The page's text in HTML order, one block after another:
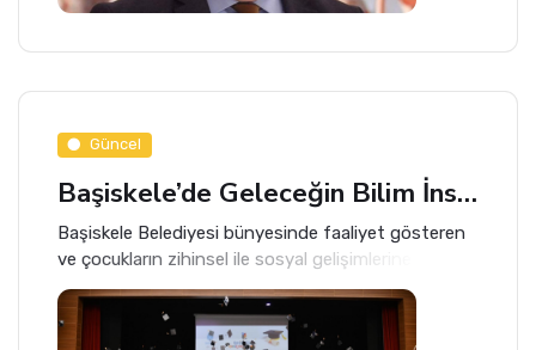
Güncel
Başiskele’de Geleceğin Bilim İnsanları Kep Attı
Başiskele Belediyesi bünyesinde faaliyet gösteren
ve çocukların zihinsel ile sosyal gelişimlerine büyük
katkı sağlayan Başiskele Çocuk Üniversitesi, 2025-
2026 Eğitim-Öğretim yılı mezunlarını muhteşem bir
törenle uğurladı.